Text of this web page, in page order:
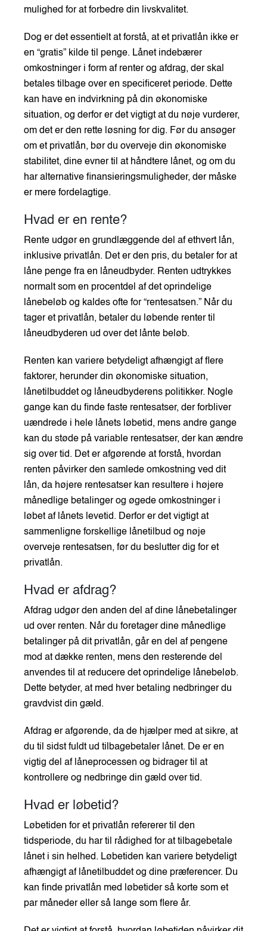
mulighed for at forbedre din livskvalitet.
Dog er det essentielt at forstå, at et privatlån ikke er
en “gratis” kilde til penge. Lånet indebærer
omkostninger i form af renter og afdrag, der skal
betales tilbage over en specificeret periode. Dette
kan have en indvirkning på din økonomiske
situation, og derfor er det vigtigt at du nøje vurderer,
om det er den rette løsning for dig. Før du ansøger
om et privatlån, bør du overveje din økonomiske
stabilitet, dine evner til at håndtere lånet, og om du
har alternative finansieringsmuligheder, der måske
er mere fordelagtige.
Hvad er en rente?
Rente udgør en grundlæggende del af ethvert lån,
inklusive privatlån. Det er den pris, du betaler for at
låne penge fra en låneudbyder. Renten udtrykkes
normalt som en procentdel af det oprindelige
lånebeløb og kaldes ofte for “rentesatsen.” Når du
tager et privatlån, betaler du løbende renter til
låneudbyderen ud over det lånte beløb.
Renten kan variere betydeligt afhængigt af flere
faktorer, herunder din økonomiske situation,
lånetilbuddet og låneudbyderens politikker. Nogle
gange kan du finde faste rentesatser, der forbliver
uændrede i hele lånets løbetid, mens andre gange
kan du støde på variable rentesatser, der kan ændre
sig over tid. Det er afgørende at forstå, hvordan
renten påvirker den samlede omkostning ved dit
lån, da højere rentesatser kan resultere i højere
månedlige betalinger og øgede omkostninger i
løbet af lånets levetid. Derfor er det vigtigt at
sammenligne forskellige lånetilbud og nøje
overveje rentesatsen, før du beslutter dig for et
privatlån.
Hvad er afdrag?
Afdrag udgør den anden del af dine lånebetalinger
ud over renten. Når du foretager dine månedlige
betalinger på dit privatlån, går en del af pengene
mod at dække renten, mens den resterende del
anvendes til at reducere det oprindelige lånebeløb.
Dette betyder, at med hver betaling nedbringer du
gravdvist din gæld.
Afdrag er afgørende, da de hjælper med at sikre, at
du til sidst fuldt ud tilbagebetaler lånet. De er en
vigtig del af låneprocessen og bidrager til at
kontrollere og nedbringe din gæld over tid.
Hvad er løbetid?
Løbetiden for et privatlån refererer til den
tidsperiode, du har til rådighed for at tilbagebetale
lånet i sin helhed. Løbetiden kan variere betydeligt
afhængigt af lånetilbuddet og dine præferencer. Du
kan finde privatlån med løbetider så korte som et
par måneder eller så lange som flere år.